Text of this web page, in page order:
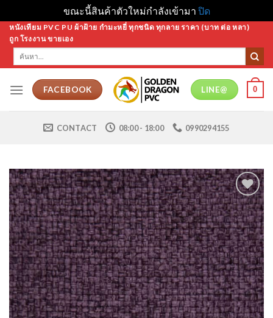
ขณะนี้สินค้าตัวใหม่กำลังเข้ามา ปิด
Skip
content
หนังเทียม PVC PU ผ้าฝ้าย กำมะหยี่ ทุกชนิด ทุกลาย ราคา (บาท ต่อ หลา)
ถูก โรงงาน ขายเอง
ค้นหา:
FACEBOOK LINE@ 0
CONTACT 08:00 - 18:00 0990294155
Add to
Wishlist